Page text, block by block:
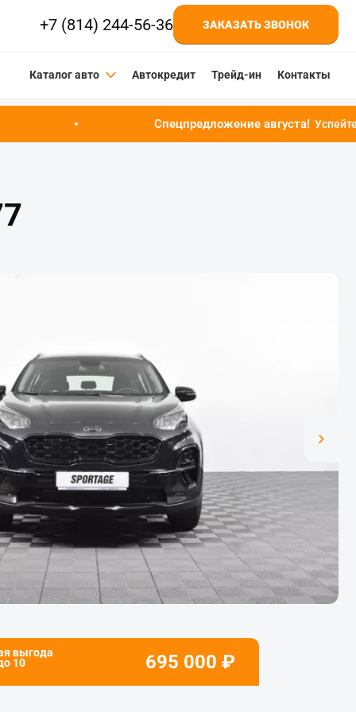
+7 (814) 244-56-36 ЗАКАЗАТЬ ЗВОНОК
Каталог авто Автокредит Трейд-ин Контакты
Спецпредложение августа!Успейте купить
выгода
10 695 000 ₽